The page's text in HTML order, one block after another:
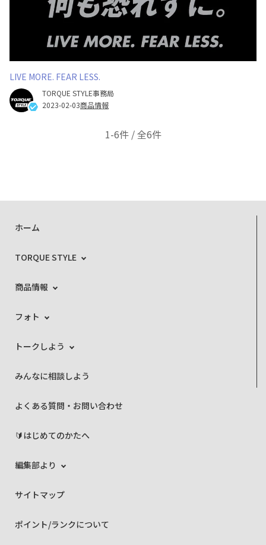
LIVE MORE. FEAR LESS.
TORQUE STYLE事務局
2023-02-03商品情報
1-6件 / 全6件
ホーム
TORQUE STYLE
商品情報
フォト
トークしよう
みんなに相談しよう
よくある質問・お問い合わせ
🔰はじめてのかたへ
編集部より
サイトマップ
ポイント/ランクについて